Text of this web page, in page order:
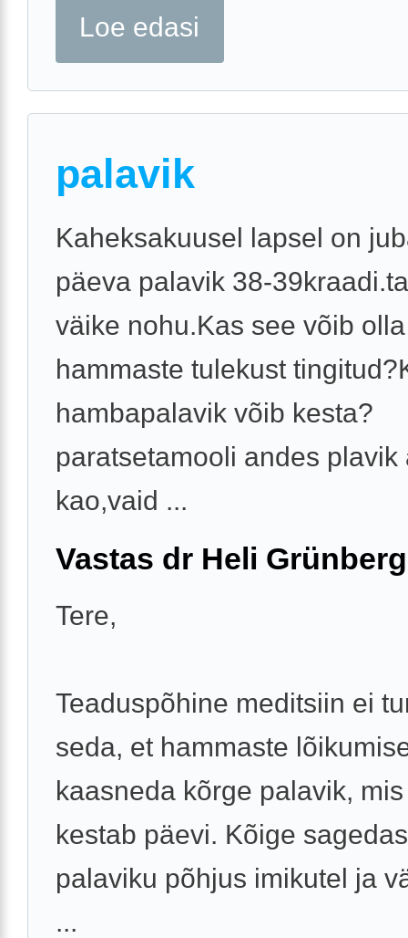
Loe edasi
palavik
Kaheksakuusel lapsel on
päeva palavik 38-
väike nohu.Kas see võib olla
hammaste tulekust
hambapalavik võib kesta?
paratsetamooli andes plavik
kao,vaid ...
Vastas dr Heli Grünberg
Tere,
Teaduspõhine meditsiin ei
seda, et hammaste
kaasneda kõrge palavik,
kestab päevi. Kõige
palaviku põhjus imikutel ja
...